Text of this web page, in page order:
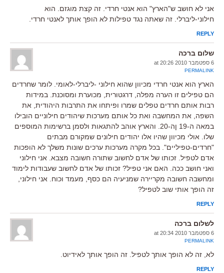
אני לא חושב ש"הארץ" הוא אנטי חרדי. זה קצת מוגזם. הוא
חילוני-ליברלי. זה שאתה נגד טפילות לא הופך אותך לאנטי חרדי.
REPLY
שלום ברכה
6 ספטמבר 2010 at 20:26
PERMALINK
הארץ הוא אנטי חרדי מכיוון שהוא חילוני -ליברלי-לאומי. לומר שחרדים
הם טפילים זו הערה מפלה, דרגטורית, מכוערת ומסוכנת. במידות
רבות אותם חרדים טפלים שמרו ופיתחו את התרבות היהודית, את
השפה, את המחשבה ואת כל אותם מערכות שיהודים חילוניים הובילו
במאה ה-19 ןה-20. והארץ אוהב להתגאות ולסמן ברשימות המוספים
שלו. אולי מכיוון שהיו אלו יהודים חילונים שמקורם מבתים
"חרדים-טפיליים". בכל מקרה מערכות ערכים שונות משלך לא הופכות
אדם לטפיל. זכותו של אדם לחשוב שתורה חשובה מצבא. אני חילוני
ואני חושב ככה. האם אני טפיל? זכותו של אדם לחשוב שעבודות לימוד
ומחשבה חשובה מקריירה שמניעיה הם כסף, מעמד וכוח. אני חילוני,
זה הופך אותי שוב לטפיל?
REPLY
לשלום ברכה
6 ספטמבר 2010 at 20:34
PERMALINK
לא, זה לא הופך אותך לטפיל. זה הופך אותך לאידיוט.
REPLY